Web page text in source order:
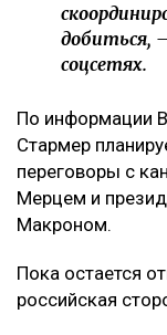
добиться,
соцсетях.
По информации
Стармер
переговоры с
Мерцем и
Макроном.
Пока остается
российская